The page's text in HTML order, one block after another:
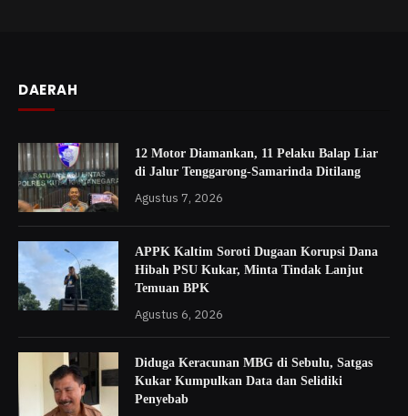
DAERAH
12 Motor Diamankan, 11 Pelaku Balap Liar
di Jalur Tenggarong-Samarinda Ditilang
Agustus 7, 2026
APPK Kaltim Soroti Dugaan Korupsi Dana
Hibah PSU Kukar, Minta Tindak Lanjut
Temuan BPK
Agustus 6, 2026
Diduga Keracunan MBG di Sebulu, Satgas
Kukar Kumpulkan Data dan Selidiki
Penyebab